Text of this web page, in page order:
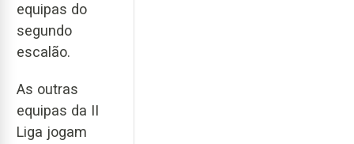
equipas do
segundo
escalão.
As outras
equipas da II
Liga jogam